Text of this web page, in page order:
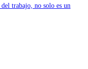
trabajo, no solo es un